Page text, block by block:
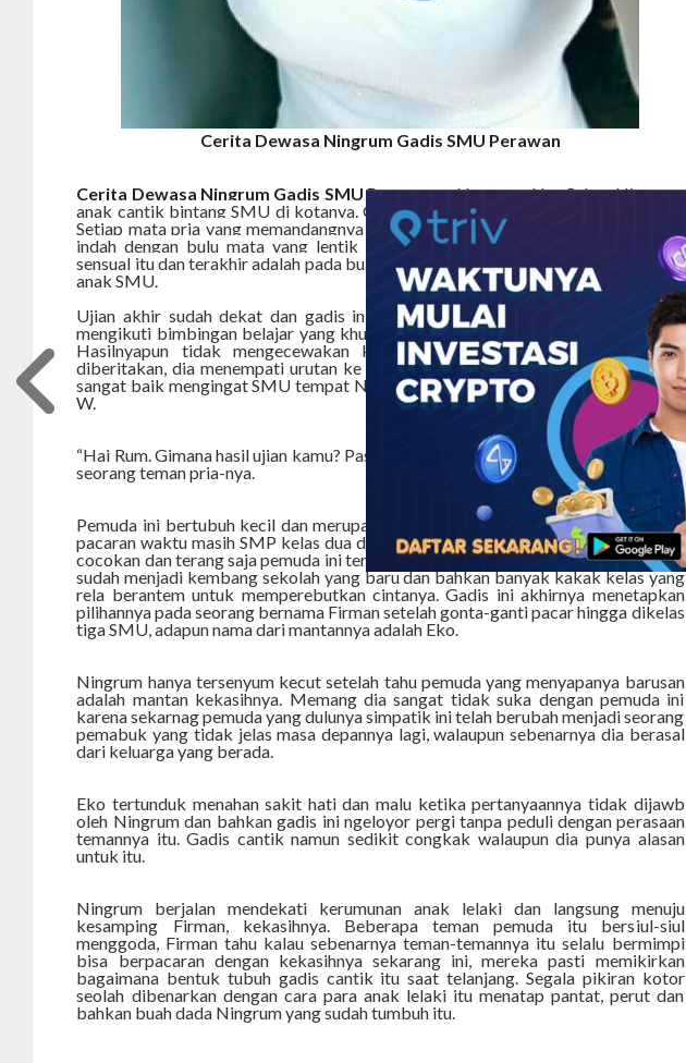
Cerita Dewasa Ningrum Gadis SMU Perawan
Cerita Dewasa Ningrum Gadis SMU Perawan –Namanya Nur Cahya Ningrum,
anak cantik bintang SMU di kotanya. Gadis ini tinggi dan berbody aduhai sekali.
Setiap mata pria yang memandangnya pasti langsung tertuju pada matanya yang
indah dengan bulu mata yang lentik lalu turun kearah bibirnya yang memang
sensual itu dan terakhir adalah pada buah dadanya yang cukup besar untuk ukuran
anak SMU.
Ujian akhir sudah dekat dan gadis ini yang tergolong otaknya encer langsung
mengikuti bimbingan belajar yang khusus dibuka saat Ujian Akhir Nasional tiba.
Hasilnyapun tidak mengecewakan karena setelah pengumuman hasil ujian
diberitakan, dia menempati urutan ke 15 dari SMU nya dan itu sudah tergolong
sangat baik mengingat SMU tempat Ningrum belajar adalah SMU favorit di kota
W.
“Hai Rum. Gimana hasil ujian kamu? Pasti dapat peringkat yang tinggi yah?” Tanya
seorang teman pria-nya.
Pemuda ini bertubuh kecil dan merupakan mantan dari Ningrum, mereka pernah
pacaran waktu masih SMP kelas dua dan putus setelah lulus SMP karena ketidak
cocokan dan terang saja pemuda ini tersingkir karena di SMU yang baru, Ningrum
sudah menjadi kembang sekolah yang baru dan bahkan banyak kakak kelas yang
rela berantem untuk memperebutkan cintanya. Gadis ini akhirnya menetapkan
pilihannya pada seorang bernama Firman setelah gonta-ganti pacar hingga dikelas
tiga SMU, adapun nama dari mantannya adalah Eko.
Ningrum hanya tersenyum kecut setelah tahu pemuda yang menyapanya barusan
adalah mantan kekasihnya. Memang dia sangat tidak suka dengan pemuda ini
karena sekarnag pemuda yang dulunya simpatik ini telah berubah menjadi seorang
pemabuk yang tidak jelas masa depannya lagi, walaupun sebenarnya dia berasal
dari keluarga yang berada.
Eko tertunduk menahan sakit hati dan malu ketika pertanyaannya tidak dijawb
oleh Ningrum dan bahkan gadis ini ngeloyor pergi tanpa peduli dengan perasaan
temannya itu. Gadis cantik namun sedikit congkak walaupun dia punya alasan
untuk itu.
Ningrum berjalan mendekati kerumunan anak lelaki dan langsung menuju
kesamping Firman, kekasihnya. Beberapa teman pemuda itu bersiul-siul
menggoda, Firman tahu kalau sebenarnya teman-temannya itu selalu bermimpi
bisa berpacaran dengan kekasihnya sekarang ini, mereka pasti memikirkan
bagaimana bentuk tubuh gadis cantik itu saat telanjang. Segala pikiran kotor
seolah dibenarkan dengan cara para anak lelaki itu menatap pantat, perut dan
bahkan buah dada Ningrum yang sudah tumbuh itu.